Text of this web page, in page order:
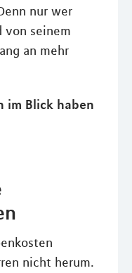
nur wer
von seinem
an mehr
im Blick haben
nicht herum.